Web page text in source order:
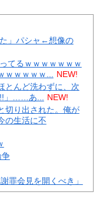
た」パシャ←想像の
てるｗｗｗｗｗｗｗ
ｗｗｗｗｗ... NEW!
とんど洗わずに、次
!!」……あ... NEW!
切り出された。俺が
の生活に不
争
罪会見を開くべき」